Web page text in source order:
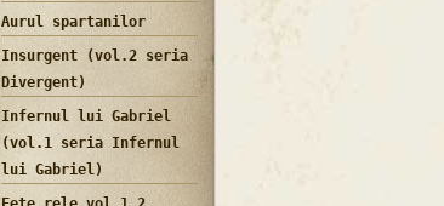
Aurul spartanilor
Insurgent (vol.2 seria
Divergent)
Infernul lui Gabriel
(vol.1 seria Infernul
lui Gabriel)